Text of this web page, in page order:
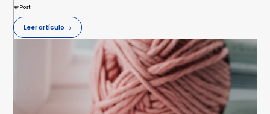
Post
Leer artículo